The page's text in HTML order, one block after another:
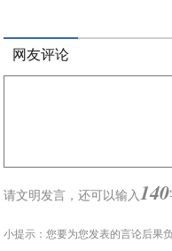
网友评论
请文明发言，还可以输入 140
小提示：您要为您发表的言论后果